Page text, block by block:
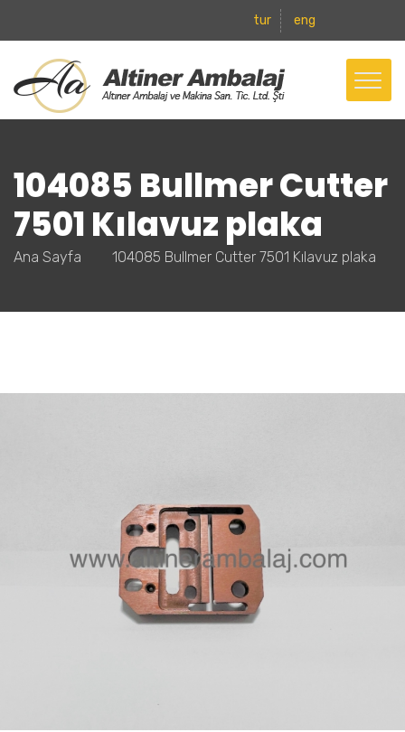
tur eng
104085 Bullmer Cutter
7501 Kılavuz plaka
Ana Sayfa 104085 Bullmer Cutter 7501 Kılavuz plaka